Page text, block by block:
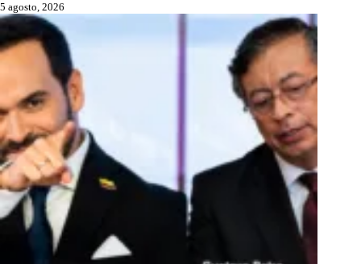
5 agosto, 2026